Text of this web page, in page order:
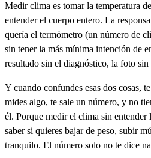
Medir clima es tomar la temperatura
entender el cuerpo entero. La
quería el termómetro (un número de
sin tener la más mínima intención de
resultado sin el diagnóstico, la foto
Y cuando confundes esas dos cosas,
mides algo, te sale un número, y no
él. Porque medir el clima sin entender
saber si quieres bajar de peso, subir
tranquilo. El número solo no te dice